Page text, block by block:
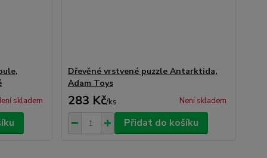
skladem
Dřevěné vrstvené puzzle Antarktida,
Adam Toys
283 Kč/ks Není skladem
Přidat do košíku